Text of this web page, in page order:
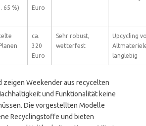
65 %)
Euro
ca.
320
Euro
Sehr robust,
wetterfest
Upcycling
langlebig
zeigen Weekender aus recycelten
und Funktionalität keine
Die vorgestellten Modelle
Recyclingstoffe und bieten